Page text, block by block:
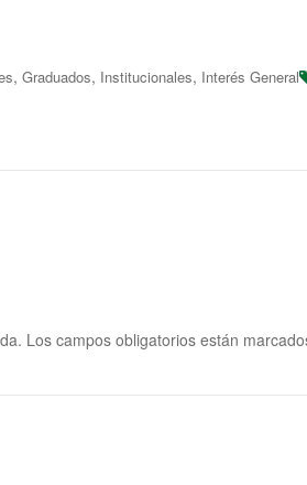
, Graduados, Institucionales, Interés General
Los campos obligatorios están